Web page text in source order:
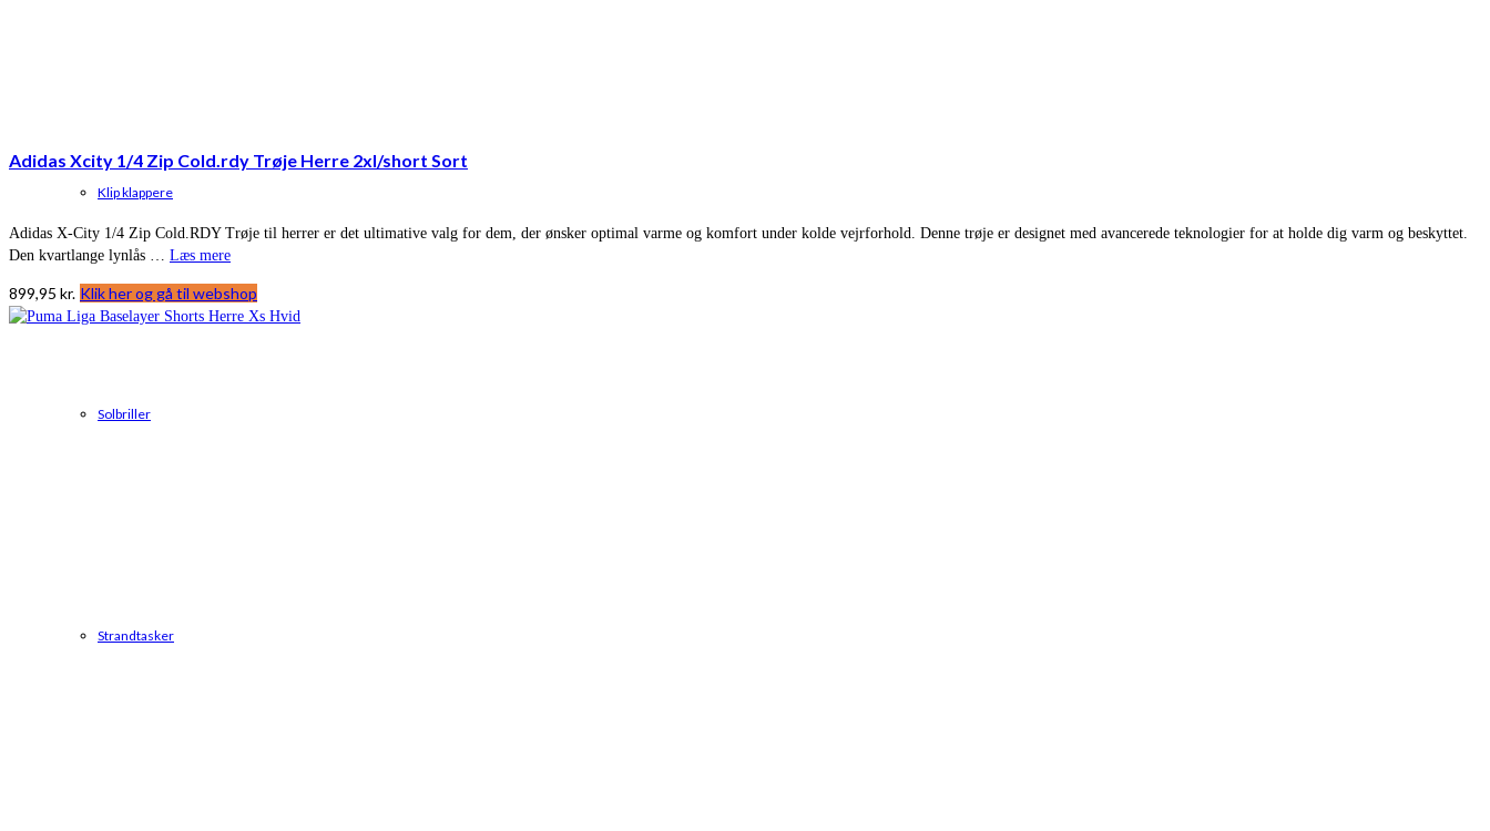
Klip klappere
Solbriller
Strandtasker
Adidas Xcity 1/4 Zip Cold.rdy Trøje Herre 2xl/short Sort
Adidas X-City 1/4 Zip Cold.RDY Trøje til herrer er det ultimative valg for dem, der ønsker optimal varme og komfort under kolde vejrforhold. Denne trøje er designet med avancerede teknologier for at holde dig varm og beskyttet.
Den kvartlange lynlås … Læs mere
899,95 kr. Klik her og gå til webshop